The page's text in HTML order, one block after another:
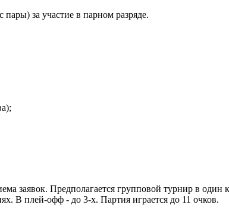
пары) за участие в парном разряде.
заявок. Предполагается групповой турнир в один
В плей-офф - до 3-х. Партия играется до 11 очков.